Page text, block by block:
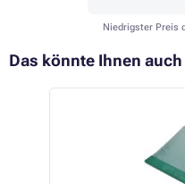
Niedrigster Preis
Das könnte Ihnen